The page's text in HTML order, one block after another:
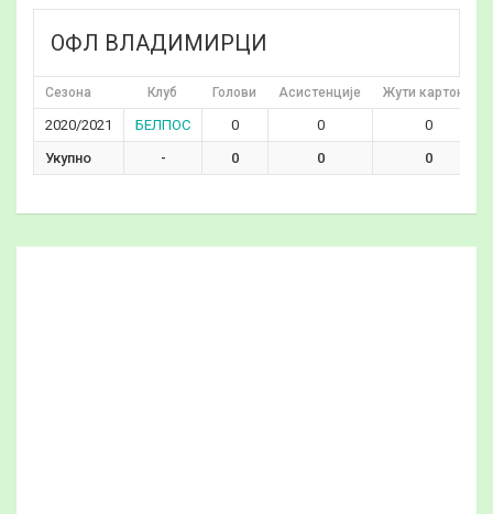
ОФЛ ВЛАДИМИРЦИ
Сезона Клуб Голови Асистенције Жути картони
2020/2021 БЕЛПОС 0 0
0
Укупно
- 0 0 0